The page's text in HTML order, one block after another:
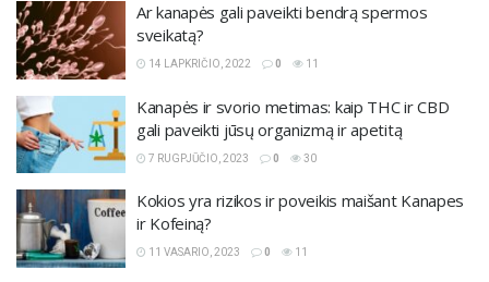
Ar kanapės gali paveikti bendrą spermos
sveikatą?
14 LAPKRIČIO, 2022 0 11
Kanapės ir svorio metimas: kaip THC ir CBD
gali paveikti jūsų organizmą ir apetitą
7 RUGPJŪČIO, 2023 0 30
Kokios yra rizikos ir poveikis maišant Kanapes
ir Kofeiną?
11 VASARIO, 2023 0 11